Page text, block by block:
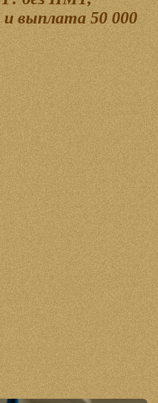
выплата 50 000